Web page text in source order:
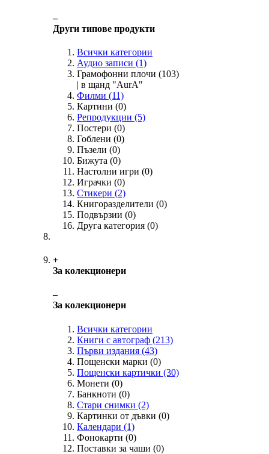
‒
Други типове продукти
Всички категории
Аудио записи (1)
Грамофонни плочи (103)
| в щанд "AurA"
Филми (11)
Картини (0)
Репродукции (5)
Постери (0)
Гоблени (0)
Пъзели (0)
Бижута (0)
Настолни игри (0)
Играчки (0)
Стикери (2)
Книгоразделители (0)
Подвързии (0)
Друга категория (0)
+
За колекционери
‒
За колекционери
Всички категории
Книги с автограф (213)
Първи издания (43)
Пощенски марки (0)
Пощенски картички (30)
Монети (0)
Банкноти (0)
Стари снимки (2)
Картинки от дъвки (0)
Календари (1)
Фонокарти (0)
Поставки за чаши (0)